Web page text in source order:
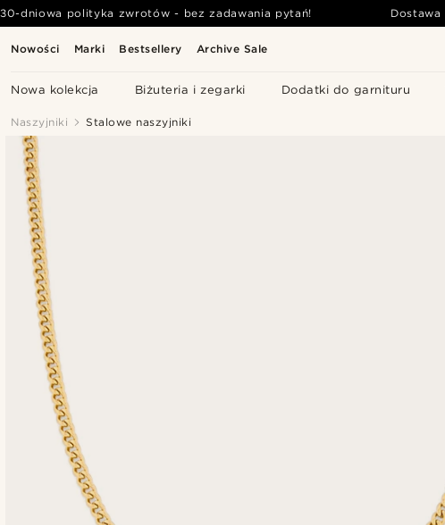
Nowości Marki Bestsellery Archive Sale
Nowa kolekcja Biżuteria i zegarki Dodatki do garnituru
30-dniowa polityka zwrotów - bez zadawania pytań! Dostawa
Naszyjniki Stalowe naszyjniki